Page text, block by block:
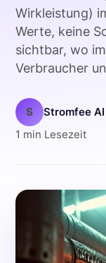
Wirkleistung)
Werte, keine
sichtbar, wo
Verbraucher
S Stromfee AI
1 min Lesezeit